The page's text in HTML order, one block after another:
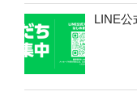
LINE公